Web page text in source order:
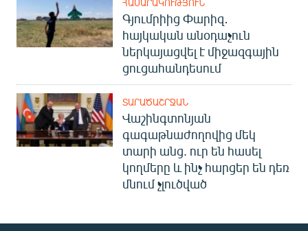
ՀԱՍԱՐԱԿՈՒԹՅՈՒՆ
Գյումրիից Փարիզ․
հայկական անօդաչուն
ներկայացվել է միջազգային
ցուցահանդեսում
ՏԱՐԱԾԱՇՐՋԱՆ
Վաշինգտոնյան
գագաթնաժողովից մեկ
տարի անց. ուր են հասել
կողմերը և ինչ հարցեր են դեռ
մնում չլուծված